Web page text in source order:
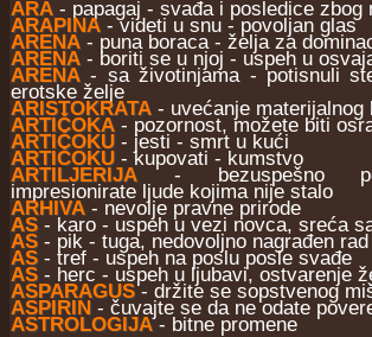
ARA - papagaj - svađa i posledice zbog
ARAPINA - videti u snu - povoljan glas
ARENA - puna boraca - želja za
ARENA - boriti se u njoj - uspeh u
ARENA - sa životinjama - potisnuli
erotske želje
ARISTOKRATA - uvećanje materijalnog
ARTIČOKA - pozornost, možete biti
ARTIČOKU - jesti - smrt u kući
ARTIČOKU - kupovati - kumstvo
ARTILJERIJA - bezuspešno
impresionirate ljude kojima nije stalo
ARHIVA - nevolje pravne prirode
AS - karo - uspeh u vezi novca, sreća
AS - pik - tuga, nedovoljno nagrađen rad
AS - tref - uspeh na poslu posle svađe
AS - herc - uspeh u ljubavi, ostvarenje
ASPARAGUS- držite se sopstvenog
ASPIRIN - čuvajte se da ne odate
ASTROLOGIJA- bitne promene